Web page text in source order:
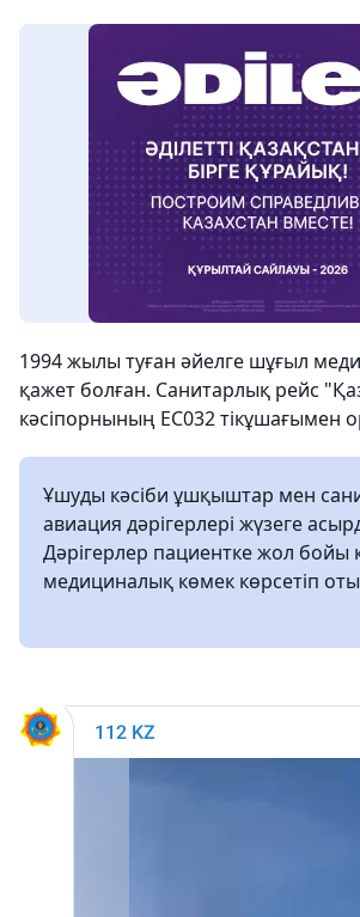
1994 жылы туған әйелге шұғыл
қажет болған. Санитарлық рейс
кәсіпорнының ЕС032 тікұшағымен
Ұшуды кәсіби ұшқыштар мен
авиация дәрігерлері жүзеге
Дәрігерлер пациентке жол бойы
медициналық көмек көрсетіп